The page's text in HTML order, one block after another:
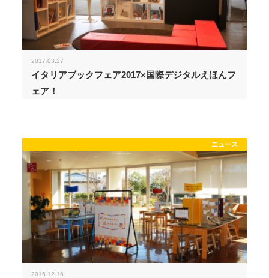
2017.03.27
イタリアブックフェア2017×国際デジタルえほんフ
ェア！
ニュース
2016.12.16